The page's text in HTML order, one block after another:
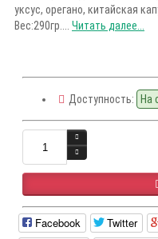
уксус, орегано, китайская
Вес:290гр.... Читать далее...
Доступность: На
Facebook Twitter